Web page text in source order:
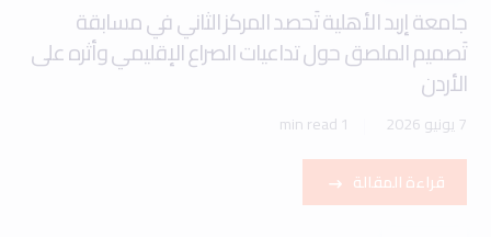
جامعة إربد الأهلية تَحصد المركز الثاني في مسابقة
تَصميم الملصق حول تداعيات الصراع الإقليمي وأثره على
الأردن
7 يونيو 2026 1 min read
قراءة المقالة